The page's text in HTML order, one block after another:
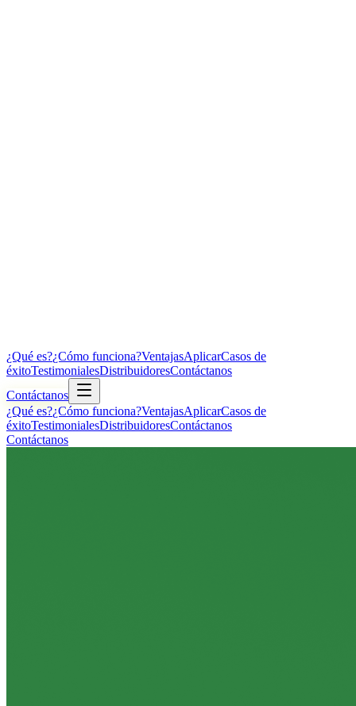
¿Qué es?¿Cómo funciona?VentajasAplicarCasos de
éxitoTestimonialesDistribuidoresContáctanos
Contáctanos
¿Qué es?¿Cómo funciona?VentajasAplicarCasos de
éxitoTestimonialesDistribuidoresContáctanos
Contáctanos